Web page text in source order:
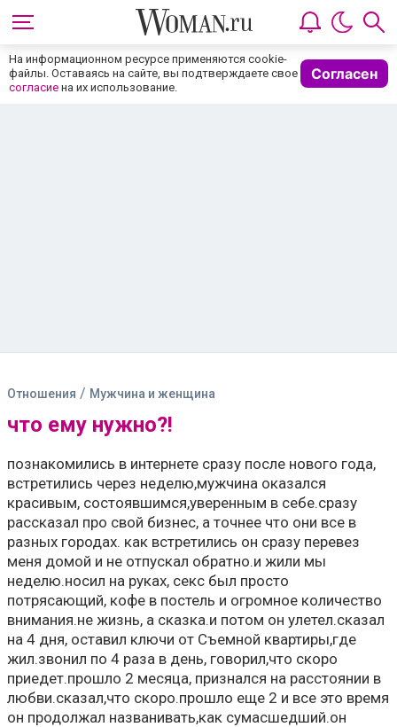
На информационном ресурсе применяются cookie-
файлы. Оставаясь на сайте, вы подтверждаете свое
согласие на их использование.
Согласен
Отношения / Мужчина и женщина
что ему нужно?!
познакомились в интернете сразу после нового года,
встретились через неделю,мужчина оказался
красивым, состоявшимся,уверенным в себе.сразу
рассказал про свой бизнес, а точнее что они все в
разных городах. как встретились он сразу перевез
меня домой и не отпускал обратно.и жили мы
неделю.носил на руках, секс был просто
потрясающий, кофе в постель и огромное количество
внимания.не жизнь, а сказка.и потом он улетел.сказал
на 4 дня, оставил ключи от Съемной квартиры,где
жил.звонил по 4 раза в день, говорил,что скоро
приедет.прошло 2 месяца, признался на расстоянии в
любви.сказал,что скоро.прошло еще 2 и все это время
он продолжал названивать,как сумасшедший.он